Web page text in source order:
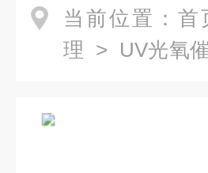
当前位置： 首
理 > UV光氧